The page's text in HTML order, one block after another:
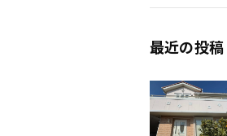
最近の投稿